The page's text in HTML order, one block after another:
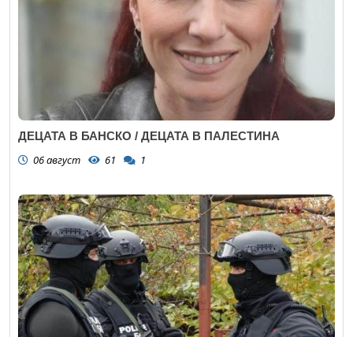
ДЕЦАТА В БАНСКО / ДЕЦАТА В ПАЛЕСТИНА
06 август 61 1